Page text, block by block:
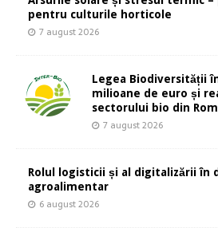
pentru culturile horticole
7 august 2026
Legea Biodiversității
milioane de euro și
sectorului bio din
7 august 2026
Rolul logisticii și al digitalizării în
agroalimentar
6 august 2026